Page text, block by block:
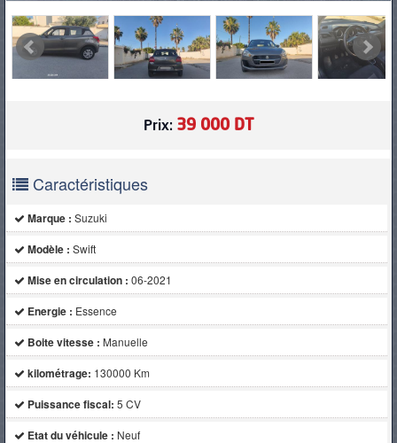
Prix: 39 000 DT
Caractéristiques
Marque : Suzuki
Modèle : Swift
Mise en circulation : 06-2021
Energie : Essence
Boite vitesse : Manuelle
kilométrage: 130000 Km
Puissance fiscal: 5 CV
Etat du véhicule : Neuf